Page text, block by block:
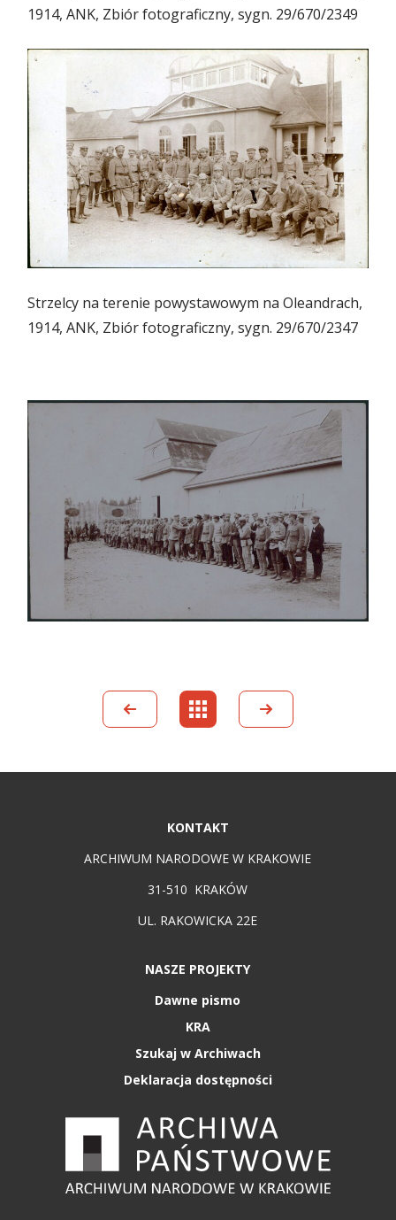
1914, ANK, Zbiór fotograficzny, sygn. 29/670/2349
Strzelcy na terenie powystawowym na Oleandrach,
1914, ANK, Zbiór fotograficzny, sygn. 29/670/2347
KONTAKT
ARCHIWUM NARODOWE W KRAKOWIE
31-510 KRAKÓW
UL. RAKOWICKA 22E
NASZE PROJEKTY
Dawne pismo
KRA
Szukaj w Archiwach
Deklaracja dostępności